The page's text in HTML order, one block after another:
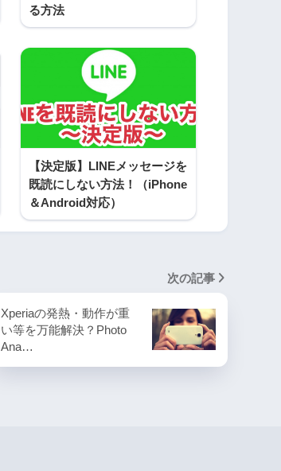
る方法
【決定版】LINEメッセージを
既読にしない方法！（iPhone
＆Android対応）
次の記事
Xperiaの発熱・動作が重
い等を万能解決？Photo
Ana…